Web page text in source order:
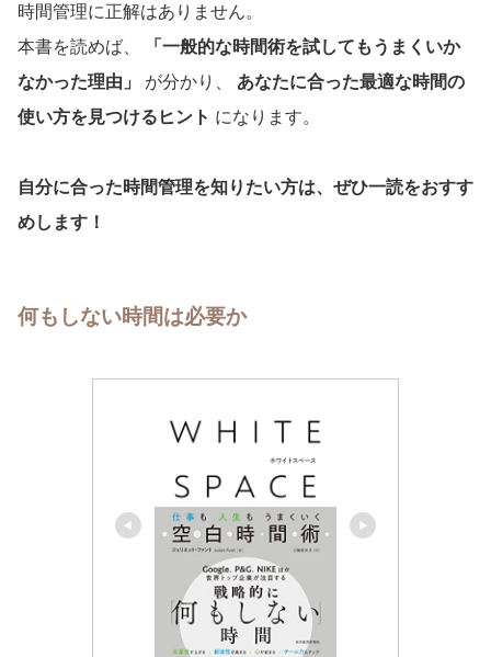
時間管理に正解はありません。
本書を読めば、
「一般的な時間術を試してもうまくいか
なかった理由」
が分かり、 あなたに合った最適な時間の
使い方を見つけるヒント になります。
自分に合った時間管理を知りたい方は、ぜひ一読をおすす
めします！
何もしない時間は必要か